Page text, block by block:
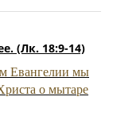
(Лк. 18:9-14)
Еван­гелии мы
о мытаре